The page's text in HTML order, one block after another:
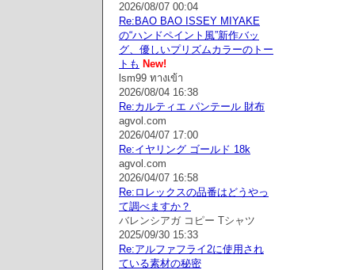
2026/08/07 00:04
Re:BAO BAO ISSEY MIYAKE
の“ハンドペイント風”新作バッ
グ、優しいプリズムカラーのトー
トも New!
lsm99 ทางเข้า
2026/08/04 16:38
Re:カルティエ パンテール 財布
agvol.com
2026/04/07 17:00
Re:イヤリング ゴールド 18k
agvol.com
2026/04/07 16:58
Re:ロレックスの品番はどうやっ
て調べますか？
バレンシアガ コピー Tシャツ
2025/09/30 15:33
Re:アルファフライ2に使用され
ている素材の秘密